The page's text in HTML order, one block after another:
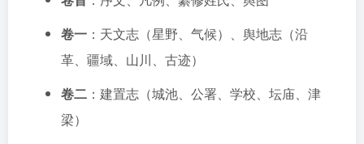
卷一 ：天文志（星野、气候）、舆地志（沿
革、疆域、山川、古迹）
卷二 ：建置志（城池、公署、学校、坛庙、津
梁）